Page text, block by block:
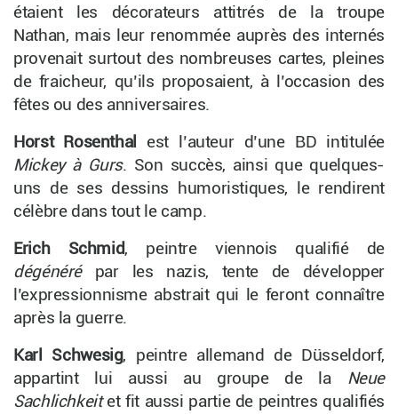
étaient les décorateurs attitrés de la troupe
Nathan, mais leur renommée auprès des internés
provenait surtout des nombreuses cartes, pleines
de fraicheur, qu’ils proposaient, à l’occasion des
fêtes ou des anniversaires.
Horst Rosenthal
est l’auteur d’une BD intitulée
Mickey à Gurs. Son succès, ainsi que quelques-
uns de ses dessins humoristiques, le rendirent
célèbre dans tout le camp.
Erich Schmid, peintre viennois qualifié de
dégénérépar les nazis, tente de développer
l’expressionnisme abstrait qui le feront connaître
après la guerre.
Karl Schwesig, peintre allemand de Düsseldorf,
appartint lui aussi au groupe de la Neue
Sachlichkeitet fit aussi partie de peintres qualifiés